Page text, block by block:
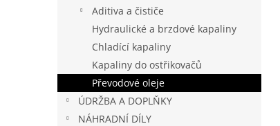
Aditiva a čističe
Hydraulické a brzdové kapaliny
Chladící kapaliny
Kapaliny do ostřikovačů
Převodové oleje
ÚDRŽBA A DOPLŇKY
NÁHRADNÍ DÍLY